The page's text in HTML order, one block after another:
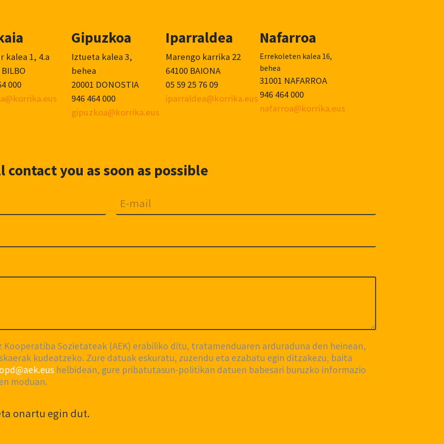
kalea 1, 4.a
000
Gipuzkoa
Iztueta kalea 3,
behea
20001 DONOSTIA
946 464 000
gipuzkoa@korrika.eus
Iparraldea
Marengo karrika 22
64100 BAIONA
05 59 25 76 09
iparraldea@korrika.eus
Nafarroa
Errekoleten kalea 16,
behea
31001 NAFARROA
946 464 000
nafarroa@korrika.eus
you as soon as possible
Kooperatiba Sozietateak (AEK) erabiliko ditu, tratamenduaren arduraduna den heinean,
kudeatzeko. Zure datuak eskuratu, zuzendu eta ezabatu egin ditzakezu, baita
helbidean, gure pribatutasun-politikan datuen babesari buruzko informazio
moduan.
onartu egin dut.